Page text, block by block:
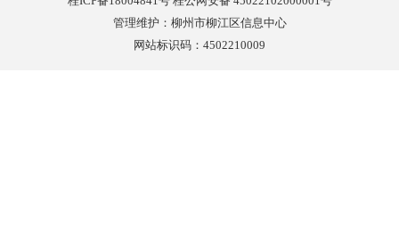
管理维护：柳州市柳江区信息中心
网站标识码：4502210009